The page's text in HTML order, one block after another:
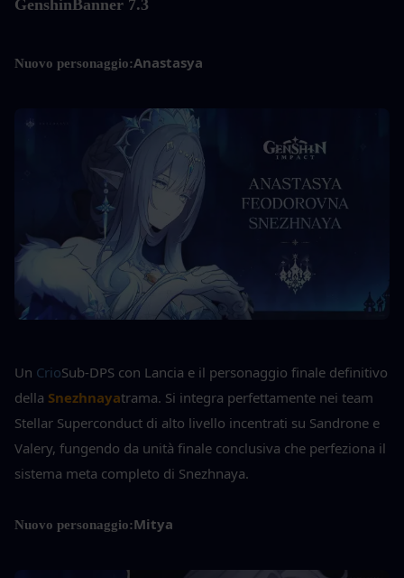
Genshin Banner 7.3
Nuovo personaggio:Anastasya
Un CrioSub-DPS con Lancia e il personaggio finale definitivo
della Snezhnayatrama. Si integra perfettamente nei team
Stellar Superconduct di alto livello incentrati su Sandrone e
Valery, fungendo da unità finale conclusiva che perfeziona il
sistema meta completo di Snezhnaya.
Nuovo personaggio:Mitya